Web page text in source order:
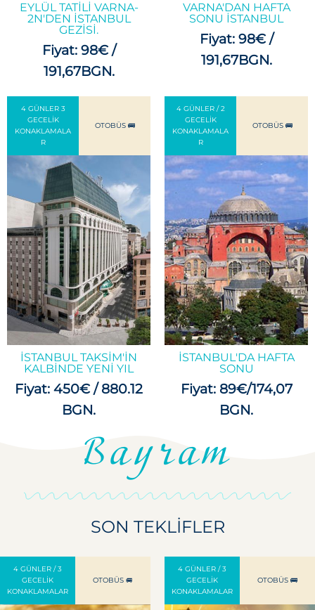
EYLÜL TATILI VARNA-
2N'DEN İSTANBUL
GEZISI.
Fiyat: 98€ /
191,67BGN.
VARNA'DAN HAFTA
SONU İSTANBUL
Fiyat: 98€ /
191,67BGN.
4 GÜNLER 3
GECELIK
KONAKLAMALA
R
OTOBÜS 🚌
İSTANBUL TAKSIM'IN
KALBINDE YENI YIL
Fiyat: 450€ / 880.12
BGN.
4 GÜNLER / 2
GECELIK
KONAKLAMALA
R
OTOBÜS 🚌
İSTANBUL'DA HAFTA
SONU
Fiyat: 89€/174,07
BGN.
Bayram
SON TEKLIFLER
4 GÜNLER / 3
GECELIK
KONAKLAMALAR
OTOBÜS 🚐
4 GÜNLER / 3
GECELIK
KONAKLAMALAR
OTOBÜS 🚌